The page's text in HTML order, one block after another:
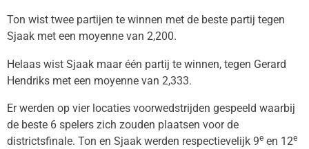
Ton wist twee partijen te winnen met de beste partij tegen
Sjaak met een moyenne van 2,200.
Helaas wist Sjaak maar één partij te winnen, tegen Gerard
Hendriks met een moyenne van 2,333.
Er werden op vier locaties voorwedstrijden gespeeld waarbij
de beste 6 spelers zich zouden plaatsen voor de
districtsfinale. Ton en Sjaak werden respectievelijk 9e en 12e